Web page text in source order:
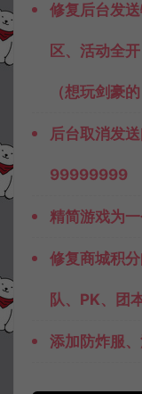
修复后台发
区、活动全开
（想玩剑豪
后台取消发
99999999
精简游戏为
修复商城积
队、PK、团
添加防炸服